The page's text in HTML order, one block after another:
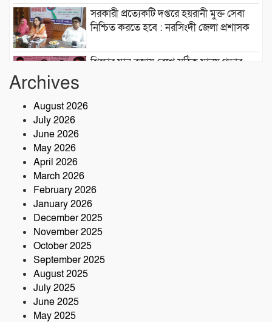
সরকারী প্রত্যেকটি দপ্তরে হয়রানী মুক্ত সেবা
নিশ্চিত করতে হবে : নরসিংদী জেলা প্রশাসক
শিক্ষার মান বজায় রেখে সঠিক মানুষ গড়ার
নরসিংদীতে অনুমোদনহীন মোটরসাইকেল
সংযোজন কারখানা : সরকারের রাজস্ব ক্ষতির
আশঙ্কা
কৃষক ও গ্রামীণ অর্থনীতি বদলে দিতে পলাশে
‘পার্টনার’ কংগ্রেস অনুষ্ঠিত
Archives
August 2026
July 2026
June 2026
May 2026
April 2026
March 2026
February 2026
January 2026
December 2025
November 2025
October 2025
September 2025
August 2025
July 2025
June 2025
May 2025